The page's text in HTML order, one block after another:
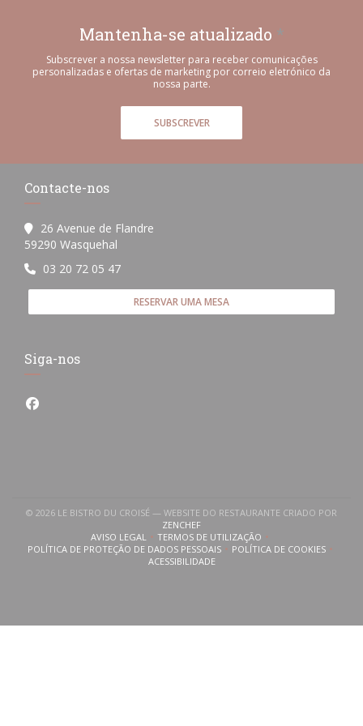
Mantenha-se atualizado *
Subscrever a nossa newsletter para receber comunicações
personalizadas e ofertas de marketing por correio eletrónico da
nossa parte.
SUBSCREVER
Contacte-nos
26 Avenue de Flandre
59290 Wasquehal
03 20 72 05 47
RESERVAR UMA MESA
Siga-nos
Facebook ((abre numa nova janela))
© 2026 LE BISTRO DU CROISÉ — WEBSITE DO RESTAURANTE CRIADO POR
ZENCHEF((ABRE NUMA NOVA JANELA))
AVISO LEGAL((ABRE NUMA NOVA JANELA))
TERMOS DE UTILIZAÇÃO((ABRE NUMA NOVA JANELA))
POLÍTICA DE PROTEÇÃO DE DADOS PESSOAIS
((ABRE NUMA NOVA JANELA))POLÍTICA DE COOKIES
((ABRE NUMA
ACESSIBILIDADE((ABRE NUMA NOVA JANELA))